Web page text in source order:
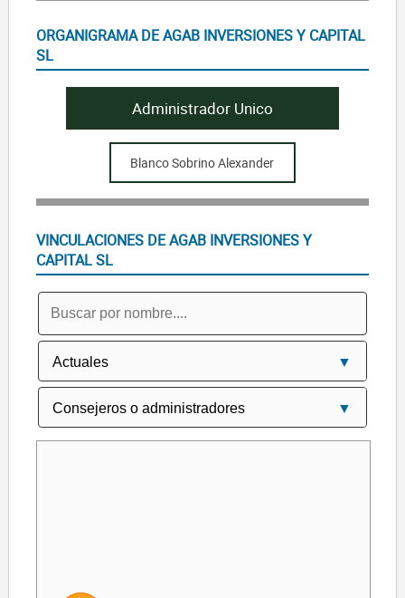
ORGANIGRAMA DE AGAB INVERSIONES Y CAPITAL
SL
Administrador Unico
Blanco Sobrino Alexander
VINCULACIONES DE AGAB INVERSIONES Y
CAPITAL SL